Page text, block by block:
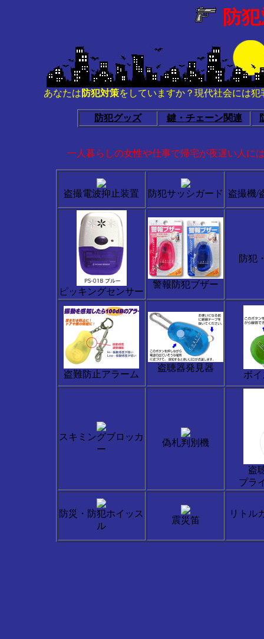
防
あなたは 防犯対策をしていますか？現代社会には
防犯グッズ 鍵・チェーン関連
一人暮らしの女性や仕事で帰宅が夜遅い人に
盗撮電波抑止装置 防犯サッシガード 盗撮機/
ピッキングセンサー
警報防犯ブザー
防犯
盗難防止アラーム
盗聴器発見器
ボ
スキミングブロッカ
ー
偽札判別機
盗
プラ
防災・防犯ホイッス
ル
震災笛
リトル